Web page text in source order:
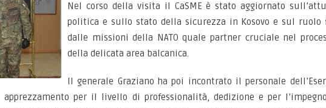
Nel corso della visita il CaSME è stato aggiornato
politica e sullo stato della sicurezza in Kosovo e sul ruolo
dalle missioni della NATO quale partner cruciale nel
della delicata area balcanica.
Il generale Graziano ha poi incontrato il personale
apprezzamento per il livello di professionalità, dedizione e per